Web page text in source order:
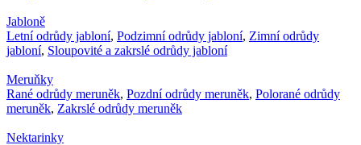
Jabloně
Letní odrůdy jabloní, Podzimní odrůdy jabloní, Zimní odrůdy
jabloní, Sloupovité a zakrslé odrůdy jabloní
Meruňky
Rané odrůdy meruněk, Pozdní odrůdy meruněk, Polorané odrůdy
meruněk, Zakrslé odrůdy meruněk
Nektarinky